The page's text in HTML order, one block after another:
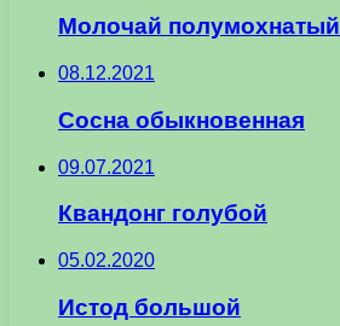
Молочай полумохнатый
08.12.2021
Сосна обыкновенная
09.07.2021
Квандонг голубой
05.02.2020
Истод большой